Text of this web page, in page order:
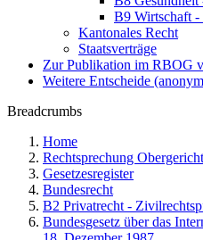
B9 Wirtschaft -
Kantonales Recht
Staatsverträge
Zur Publikation im RBOG
Weitere Entscheide
Breadcrumbs
Home
Rechtsprechung Obergericht
Gesetzesregister
Bundesrecht
B2 Privatrecht -
Bundesgesetz über das